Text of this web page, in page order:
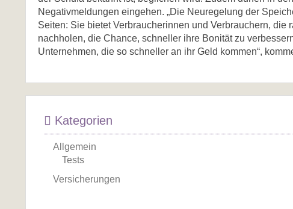
Negativmeldungen eingehen. „Die Neuregelung der
Seiten: Sie bietet Verbraucherinnen und Verbrauchern, die
nachholen, die Chance, schneller ihre Bonität zu
Unternehmen, die so schneller an ihr Geld kommen“,
Kategorien
Allgemein
Tests
Versicherungen